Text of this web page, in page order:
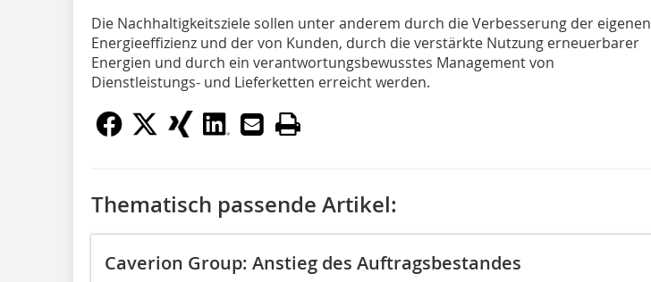
Die Nachhaltigkeitsziele sollen unter anderem durch die Verbesserung der eigenen
Energieeffizienz und der von Kunden, durch die verstärkte Nutzung erneuerbarer
Energien und durch ein verantwortungsbewusstes Management von
Dienstleistungs- und Lieferketten erreicht werden.
Thematisch passende Artikel:
Caverion Group: Anstieg des Auftragsbestandes